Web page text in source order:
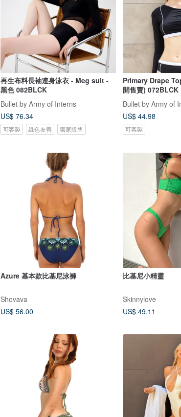
再生布料長袖連身泳衣 - Meg suit -
黑色 082BLCK
Bullet by Army of Interns
US$ 76.34
可客製 綠色友善 獨家販售
Primary Drape
開售賣) 072BLCK
Bullet by Army of
US$ 44.98
可客製
Azure 基本款比基尼泳褲
Shovava
US$ 56.00
比基尼小精靈
Skinnylove
US$ 49.11